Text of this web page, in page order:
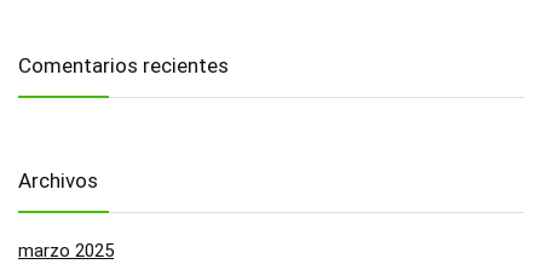
Comentarios recientes
Archivos
marzo 2025